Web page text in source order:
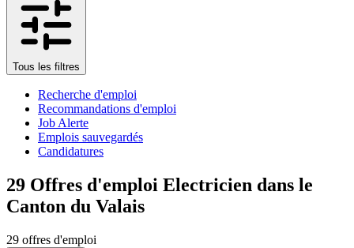
Tous les filtres
Recherche d'emploi
Recommandations d'emploi
Job Alerte
Emplois sauvegardés
Candidatures
29 Offres d'emploi Electricien dans le
Canton du Valais
29 offres d'emploi